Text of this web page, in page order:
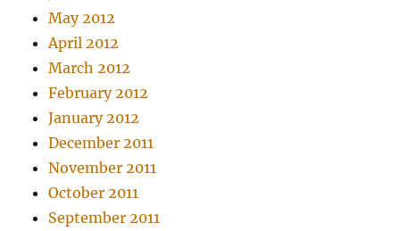
May 2012
April 2012
March 2012
February 2012
January 2012
December 2011
November 2011
October 2011
September 2011